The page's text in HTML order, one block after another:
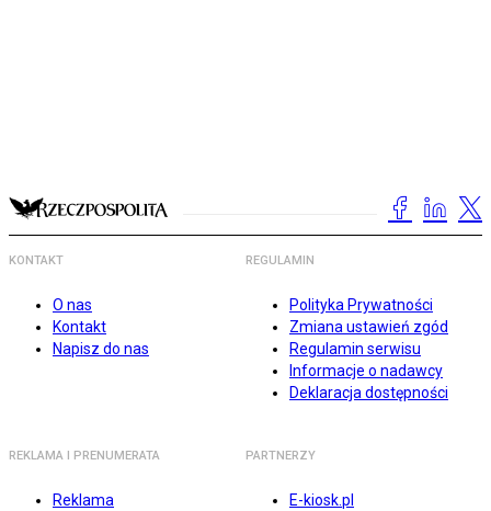
KONTAKT
O nas
Kontakt
Napisz do nas
REGULAMIN
Polityka Prywatności
Zmiana ustawień zgód
Regulamin serwisu
Informacje o nadawcy
Deklaracja dostępności
REKLAMA I PRENUMERATA
Reklama
PARTNERZY
E-kiosk.pl